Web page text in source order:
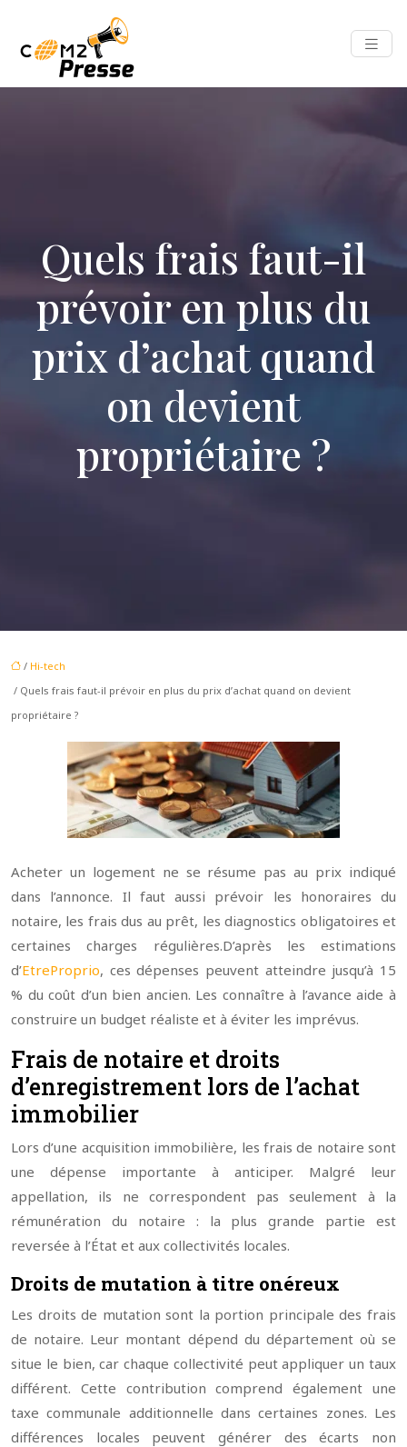
Quels frais faut-il
prévoir en plus du
prix d’achat quand
on devient
propriétaire ?
/ Hi-tech
/ Quels frais faut-il prévoir en plus du prix d’achat quand on devient
propriétaire ?
Acheter un logement ne se résume pas au prix indiqué
dans l’annonce. Il faut aussi prévoir les honoraires du
notaire, les frais dus au prêt, les diagnostics obligatoires et
certaines charges régulières.D’après les estimations
d’EtreProprio, ces dépenses peuvent atteindre jusqu’à 15
% du coût d’un bien ancien. Les connaître à l’avance aide à
construire un budget réaliste et à éviter les imprévus.
Frais de notaire et droits
d’enregistrement lors de l’achat
immobilier
Lors d’une acquisition immobilière, les frais de notaire sont
une dépense importante à anticiper. Malgré leur
appellation, ils ne correspondent pas seulement à la
rémunération du notaire : la plus grande partie est
reversée à l’État et aux collectivités locales.
Droits de mutation à titre onéreux
Les droits de mutation sont la portion principale des frais
de notaire. Leur montant dépend du département où se
situe le bien, car chaque collectivité peut appliquer un taux
différent. Cette contribution comprend également une
taxe communale additionnelle dans certaines zones. Les
différences locales peuvent générer des écarts non